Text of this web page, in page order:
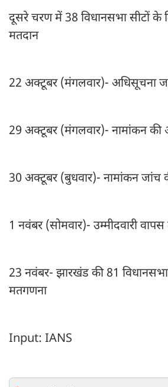
दूसरे चरण में 38 विधानसभा सीटों के
मतदान
22 अक्टूबर (मंगलवार)- अधिसूचना
29 अक्टूबर (मंगलवार)- नामांकन की
30 अक्टूबर (बुधवार)- नामांकन जांच
1 नवंबर (सोमवार)- उम्मीदवारी
23 नवंबर- झारखंड की 81
मतगणना
Input: IANS